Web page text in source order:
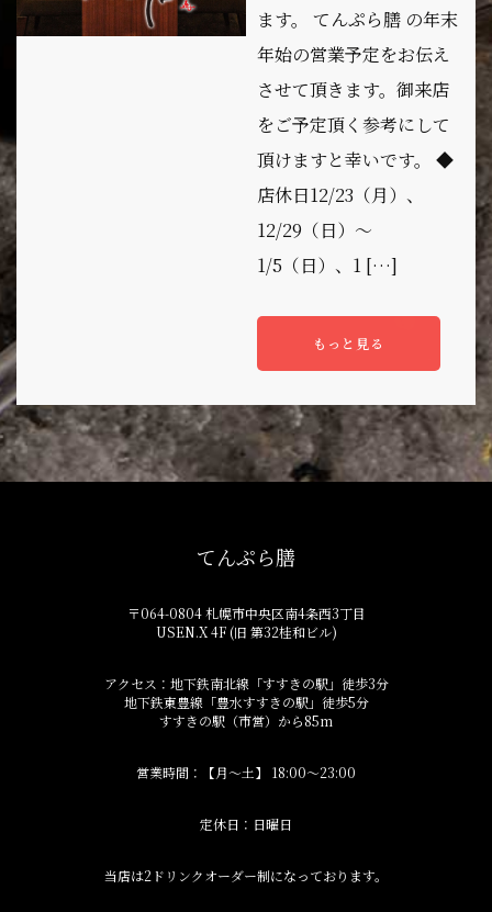
ます。 てんぷら膳 の年末
年始の営業予定をお伝え
させて頂きます。御来店
をご予定頂く参考にして
頂けますと幸いです。 ◆
店休日12/23（月）、
12/29（日）～
1/5（日）、1 […]
もっと見る
てんぷら膳
〒064-0804 札幌市中央区南4条西3丁目
USEN.X 4F (旧 第32桂和ビル)
アクセス：地下鉄南北線「すすきの駅」徒歩3分
地下鉄東豊線「豊水すすきの駅」徒歩5分
すすきの駅（市営）から85m
営業時間：【月～土】 18:00～23:00
定休日：日曜日
当店は2ドリンクオーダー制になっております。